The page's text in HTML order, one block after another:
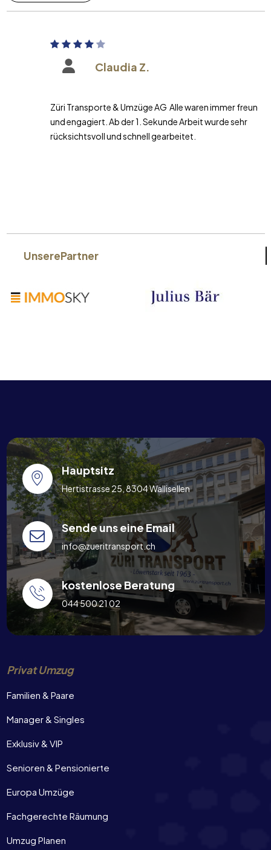
Claudia Z.
Züri Transporte & Umzüge AG Alle waren immer freundlich
und engagiert. Ab der 1. Sekunde Arbeit wurde sehr
rücksichtsvoll und schnell gearbeitet.
UnserePartner
Hauptsitz
Hertistrasse 25, 8304 Wallisellen
Sende uns eine Email
info@zueritransport.ch
kostenlose Beratung
044 500 21 02
Privat Umzug
Familien & Paare
Manager & Singles
Exklusiv & VIP
Senioren & Pensionierte
Europa Umzüge
Fachgerechte Räumung
Umzug Planen